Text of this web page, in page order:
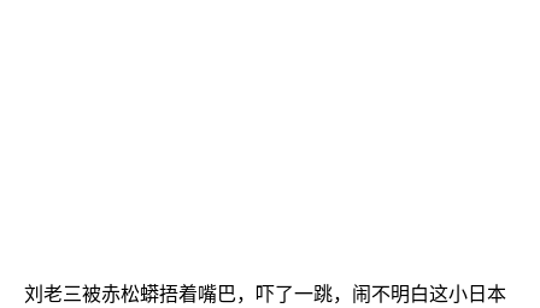
刘老三被赤松蟒捂着嘴巴，吓了一跳，闹不明白这小日本